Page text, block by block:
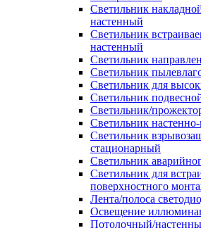
Светильник
настенный
Светильник
настенный
Светильник
Светильник
Светильник для
Светильник
Светильник/
Светильник
Светильник
стационарный
Светильник
Светильник для
поверхностного
Лента/полоса
Освещение
Потолочный/